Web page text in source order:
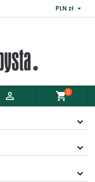
PLN zł 
 shopping_cart0
×
musisz się
Zaloguj